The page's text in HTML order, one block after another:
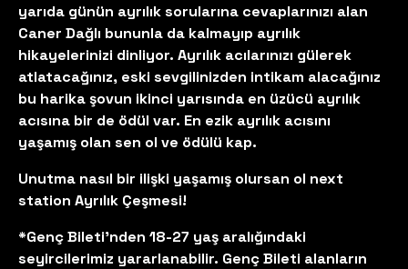
yarıda günün ayrılık sorularına cevaplarınızı alan
Caner Dağlı bununla da kalmayıp ayrılık
hikayelerinizi dinliyor. Ayrılık acılarınızı gülerek
atlatacağınız, eski sevgilinizden intikam alacağınız
bu harika şovun ikinci yarısında en üzücü ayrılık
acısına bir de ödül var. En ezik ayrılık acısını
yaşamış olan sen ol ve ödülü kap.
Unutma nasıl bir ilişki yaşamış olursan ol next
station Ayrılık Çeşmesi!
*Genç Bileti'nden 18-27 yaş aralığındaki
seyircilerimiz yararlanabilir. Genç Bileti alanların